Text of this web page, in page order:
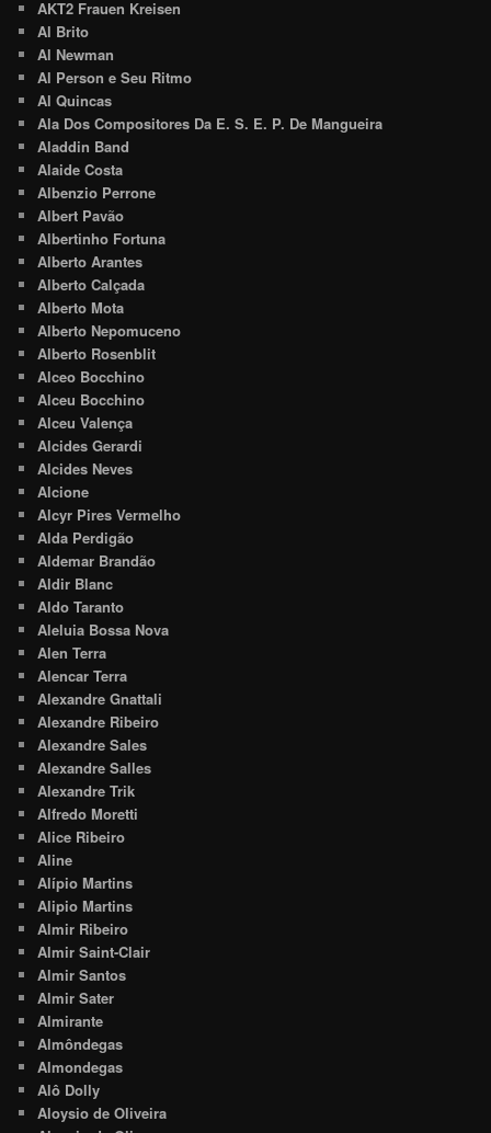
AKT2 Frauen Kreisen
Al Brito
Al Newman
Al Person e Seu Ritmo
Al Quincas
Ala Dos Compositores Da E. S. E. P. De Mangueira
Aladdin Band
Alaide Costa
Albenzio Perrone
Albert Pavão
Albertinho Fortuna
Alberto Arantes
Alberto Calçada
Alberto Mota
Alberto Nepomuceno
Alberto Rosenblit
Alceo Bocchino
Alceu Bocchino
Alceu Valença
Alcides Gerardi
Alcides Neves
Alcione
Alcyr Pires Vermelho
Alda Perdigão
Aldemar Brandão
Aldir Blanc
Aldo Taranto
Aleluia Bossa Nova
Alen Terra
Alencar Terra
Alexandre Gnattali
Alexandre Ribeiro
Alexandre Sales
Alexandre Salles
Alexandre Trik
Alfredo Moretti
Alice Ribeiro
Aline
Alípio Martins
Alipio Martins
Almir Ribeiro
Almir Saint-Clair
Almir Santos
Almir Sater
Almirante
Almôndegas
Almondegas
Alô Dolly
Aloysio de Oliveira